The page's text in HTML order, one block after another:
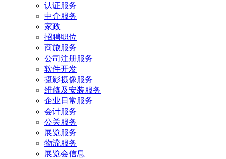
认证服务
中介服务
家政
招聘职位
商旅服务
公司注册服务
软件开发
摄影摄像服务
维修及安装服务
企业日常服务
会计服务
公关服务
展览服务
物流服务
展览会信息